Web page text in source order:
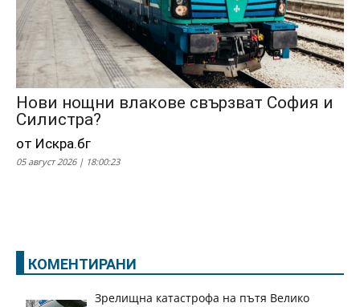
Нови нощни влакове свързват София и
Силистра?
от Искра.бг
05 август 2026 | 18:00:23
КОМЕНТИРАНИ
Зрелищна катастрофа на пътя Велико